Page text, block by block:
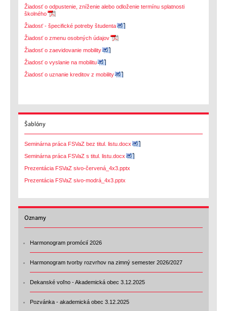
Žiadosť o odpustenie, zníženie alebo odloženie termínu splatnosti
školného
Žiadosť - špecifické potreby študenta
Žiadosť o zmenu osobných údajov
Žiadosť o zaevidovanie mobility
Žiadosť o vyslanie na mobilitu
Žiadosť o uznanie kreditov z mobility
Šablóny
Seminárna práca FSVaZ bez titul. listu.docx
Seminárna práca FSVaZ s titul. listu.docx
Prezentácia FSVaZ sivo-červená_4x3.pptx
Prezentácia FSVaZ sivo-modrá_4x3.pptx
Oznamy
Harmonogram promócií 2026
Harmonogram tvorby rozvrhov na zimný semester 2026/2027
Dekanské voľno - Akademická obec 3.12.2025
Pozvánka - akademická obec 3.12.2025